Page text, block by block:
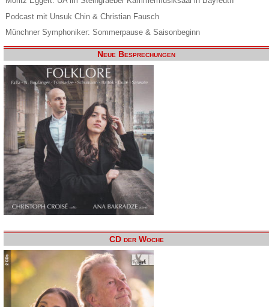
Podcast mit Unsuk Chin & Christian Fausch
Münchner Symphoniker: Sommerpause & Saisonbeginn
Neue Besprechungen
CD der Woche